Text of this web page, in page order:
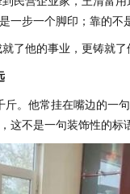
一步一个脚印；靠的不
了他的事业，更铸就了
。他常挂在嘴边的一
这不是一句装饰性的标